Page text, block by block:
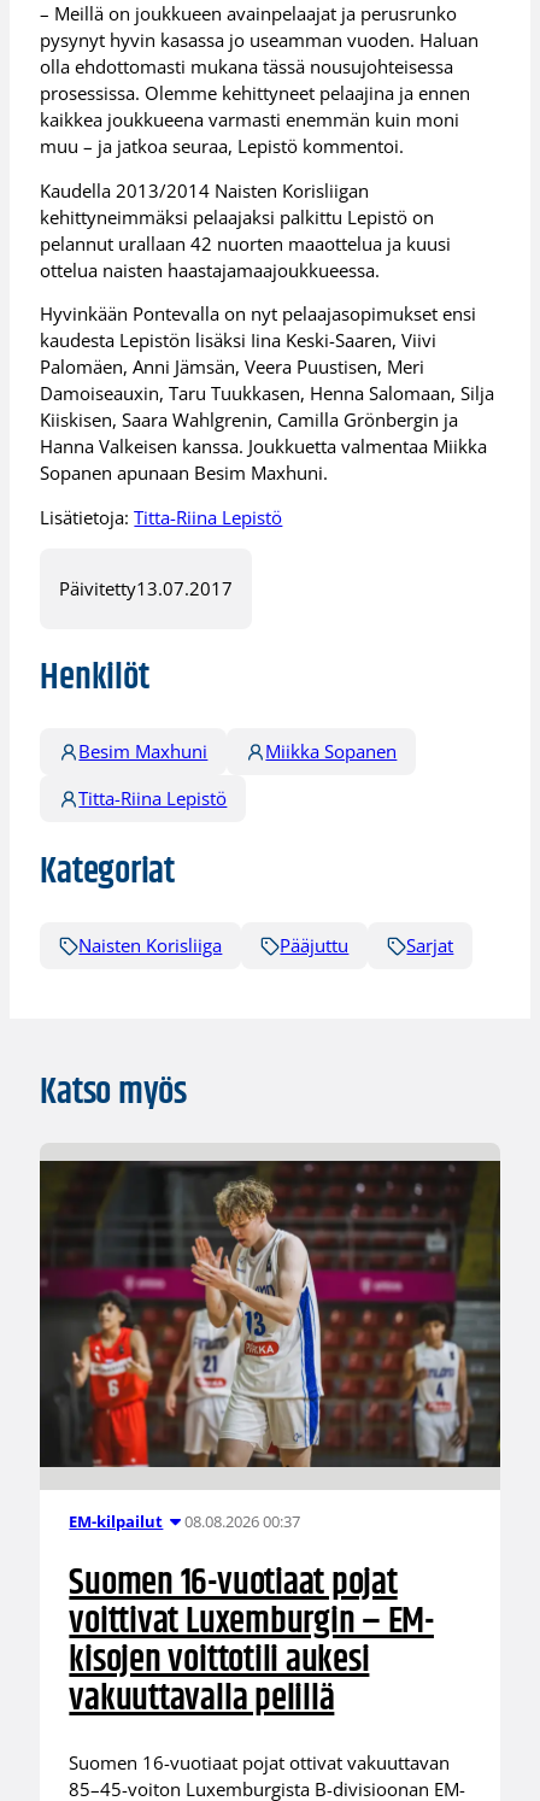
– Meillä on joukkueen avainpelaajat ja perusrunko
pysynyt hyvin kasassa jo useamman vuoden. Haluan
olla ehdottomasti mukana tässä nousujohteisessa
prosessissa. Olemme kehittyneet pelaajina ja ennen
kaikkea joukkueena varmasti enemmän kuin moni
muu – ja jatkoa seuraa, Lepistö kommentoi.
Kaudella 2013/2014 Naisten Korisliigan
kehittyneimmäksi pelaajaksi palkittu Lepistö on
pelannut urallaan 42 nuorten maaottelua ja kuusi
ottelua naisten haastajamaajoukkueessa.
Hyvinkään Pontevalla on nyt pelaajasopimukset ensi
kaudesta Lepistön lisäksi Iina Keski-Saaren, Viivi
Palomäen, Anni Jämsän, Veera Puustisen, Meri
Damoiseauxin, Taru Tuukkasen, Henna Salomaan, Silja
Kiiskisen, Saara Wahlgrenin, Camilla Grönbergin ja
Hanna Valkeisen kanssa. Joukkuetta valmentaa Miikka
Sopanen apunaan Besim Maxhuni.
Lisätietoja:Titta-Riina Lepistö
Päivitetty13.07.2017
Henkilöt
Besim Maxhuni
Miikka Sopanen
Titta-Riina Lepistö
Kategoriat
Naisten Korisliiga Pääjuttu Sarjat
Katso myös
EM-kilpailut 08.08.2026 00:37
Suomen 16-vuotiaat pojat
voittivat Luxemburgin – EM-
kisojen voittotili aukesi
vakuuttavalla pelillä
Suomen 16-vuotiaat pojat ottivat vakuuttavan
85–45-voiton Luxemburgista B-divisioonan EM-